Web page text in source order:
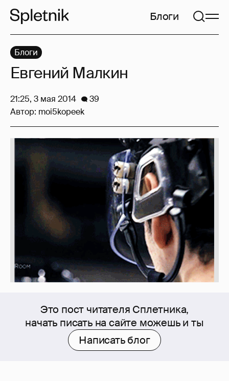
Блоги
Это пост читателя Сплетника,
начать писать на сайте можешь и ты
Написать блог
Блоги
Евгений Малкин
21:25, 3 мая 2014
39
Автор: moi5kopeek